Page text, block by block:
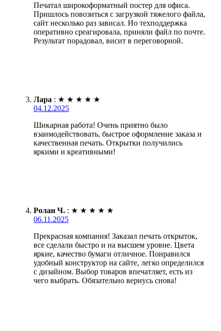
Печатал широкоформатный постер для офиса.
Пришлось повозиться с загрузкой тяжелого файла,
сайт несколько раз зависал. Но техподдержка
оперативно среагировала, приняли файл по почте.
Результат порадовал, висит в переговорной.
Лара : ★ ★ ★ ★ ★
04.12.2025
Шикарная работа! Очень приятно было
взаимодействовать, быстрое оформление заказа и
качественная печать. Открытки получились
яркими и креативными!
Ролан Ч. : ★ ★ ★ ★ ★
06.11.2025
Прекрасная компания! Заказал печать открыток,
все сделали быстро и на высшем уровне. Цвета
яркие, качество бумаги отличное. Понравился
удобный конструктор на сайте, легко определился
с дизайном. Выбор товаров впечатляет, есть из
чего выбрать. Обязательно вернусь снова!